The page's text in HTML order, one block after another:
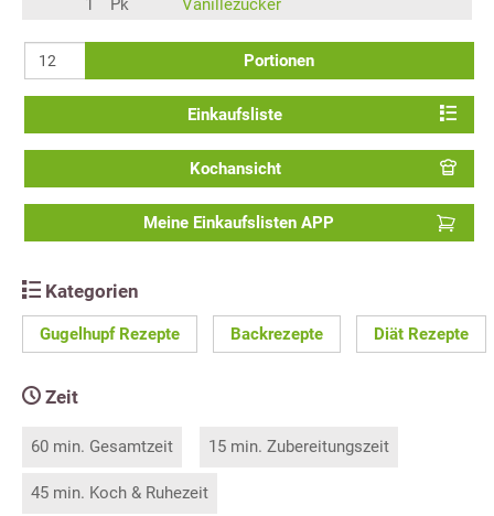
1
Pk Vanillezucker
Portionen
Einkaufsliste
Kochansicht
Meine Einkaufslisten APP
Kategorien
Gugelhupf Rezepte Backrezepte Diät Rezepte
Zeit
60 min. Gesamtzeit 15 min. Zubereitungszeit
45 min. Koch & Ruhezeit